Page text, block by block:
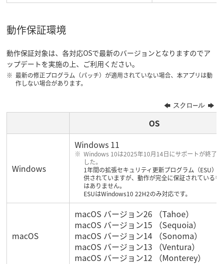
動作保証環境
動作保証対象は、各対応OSで最新のバージョンとなりますのでア
ップデートを実施の上、ご利用ください。
最新の修正プログラム（パッチ）が適用されていない場合、本アプリは動
作しない場合があります。
OS
Windows
Windows 11
Windows 10は2025年10月14日にサポートが終了
した。
1年間の拡張セキュリティ更新プログラム（ESU）
供されていますが、動作が完全に保証されているも
はありません。
ESUはWindows10 22H2のみ対応です。
macOS
macOS バージョン26 （Tahoe）
macOS バージョン15 （Sequoia）
macOS バージョン14 （Sonoma）
macOS バージョン13 （Ventura）
macOS バージョン12 （Monterey）